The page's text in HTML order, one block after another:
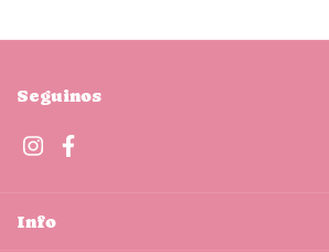
Seguinos
Info